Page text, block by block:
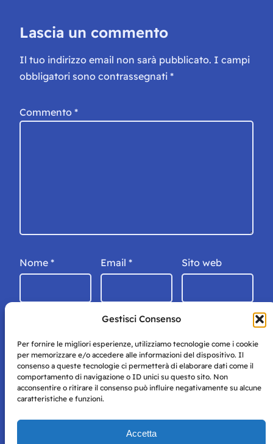
Gestisci Consenso
Per fornire le migliori esperienze, utilizziamo tecnologie come i cookie
per memorizzare e/o accedere alle informazioni del dispositivo. Il
consenso a queste tecnologie ci permetterà di elaborare dati come il
comportamento di navigazione o ID unici su questo sito. Non
acconsentire o ritirare il consenso può influire negativamente su alcune
caratteristiche e funzioni.
Accetta
Lascia un commento
Il tuo indirizzo email non sarà pubblicato. I campi
obbligatori sono contrassegnati *
Commento *
Nome * Email * Sito web
Storie di Napoli è una testata registrata presso il tribunale di